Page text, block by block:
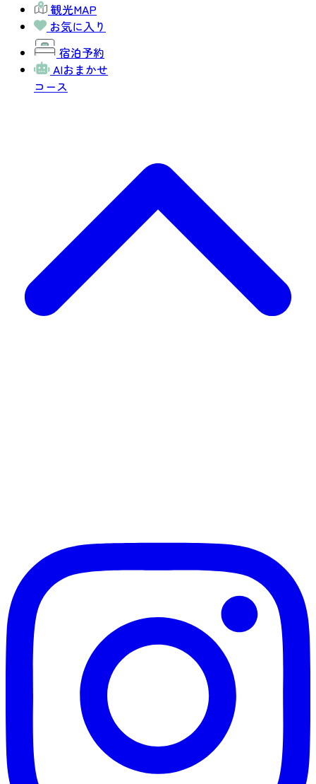
観光MAP
お気に入り
宿泊予約
AIおまかせ
コース